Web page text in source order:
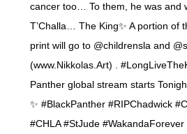
cancer too… To them, he was and
T’Challa… The King✨ A portion of
print will go to @childrensla and
(www.Nikkolas.Art) .
Panther global stream starts
✨ #BlackPanther #RIPChadwick
#CHLA #StJude #WakandaForever